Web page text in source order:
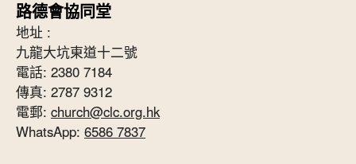
路德會協同堂
地址 :
九龍大坑東道十二號
電話: 2380 7184
傳真: 2787 9312
電郵: church@clc.org.hk
WhatsApp: 6586 7837